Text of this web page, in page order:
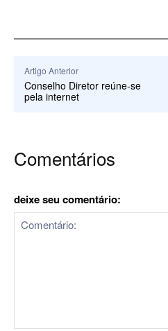
Artigo Anterior
Conselho Diretor reúne-se
pela internet
Comentários
deixe seu comentário: